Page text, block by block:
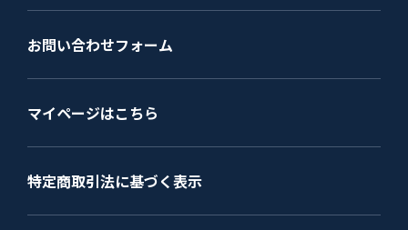
お問い合わせフォーム
マイページはこちら
特定商取引法に基づく表示